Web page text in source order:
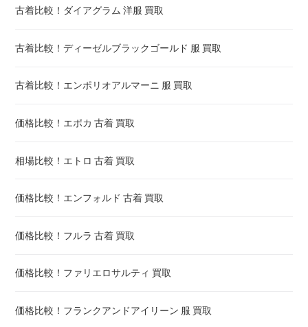
古着比較！ダイアグラム 洋服 買取
古着比較！ディーゼルブラックゴールド 服 買取
古着比較！エンポリオアルマーニ 服 買取
価格比較！エポカ 古着 買取
相場比較！エトロ 古着 買取
価格比較！エンフォルド 古着 買取
価格比較！フルラ 古着 買取
価格比較！ファリエロサルティ 買取
価格比較！フランクアンドアイリーン 服 買取